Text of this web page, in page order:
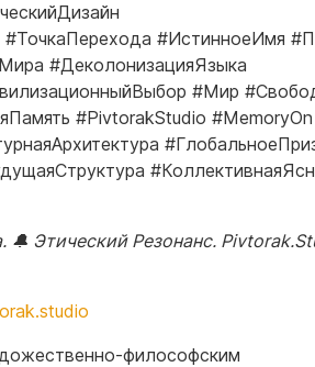
#ИстинноеИмя
#ДеколонизацияЯзыка
#Мир
#PivtorakStudio #MemoryOn
🔔 Этический Резонанс.
философским